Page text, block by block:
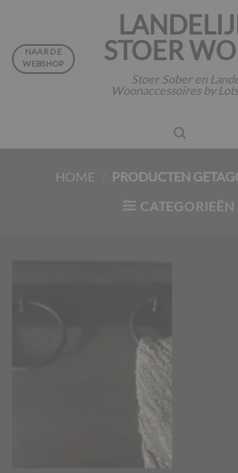
inhoud
STOER
Stoer Sober en
Woonaccessoires by
NAAR DE
WEBSHOP
HOME
PRODUCTEN
CATEGORIEËN